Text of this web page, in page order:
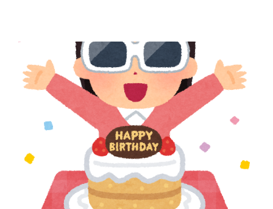
トピックス
TBS Podcast
お知らせ
イベント・グッズ
YouTube
会社情報